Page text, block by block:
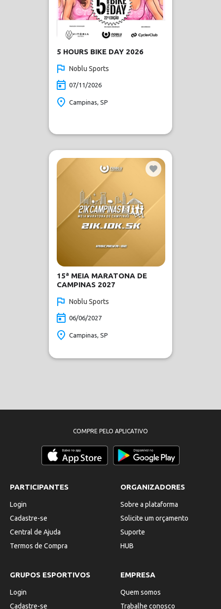
5 HOURS BIKE DAY 2026
Noblu Sports
07/11/2026
Campinas, SP
15ª MEIA MARATONA DE
CAMPINAS 2027
Noblu Sports
06/06/2027
Campinas, SP
PARTICIPANTES
Login
Cadastre-se
Central de Ajuda
Termos de Compra
ORGANIZADORES
Sobre a plataforma
Solicite um orçamento
Suporte
HUB
GRUPOS ESPORTIVOS
Login
Cadastre-se
EMPRESA
Quem somos
Trabalhe conosco
COMPRE PELO APLICATIVO